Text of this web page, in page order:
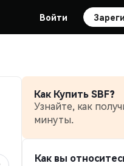
Войти
Как Купить SBF?
Узнайте, как
минуты.
Как вы